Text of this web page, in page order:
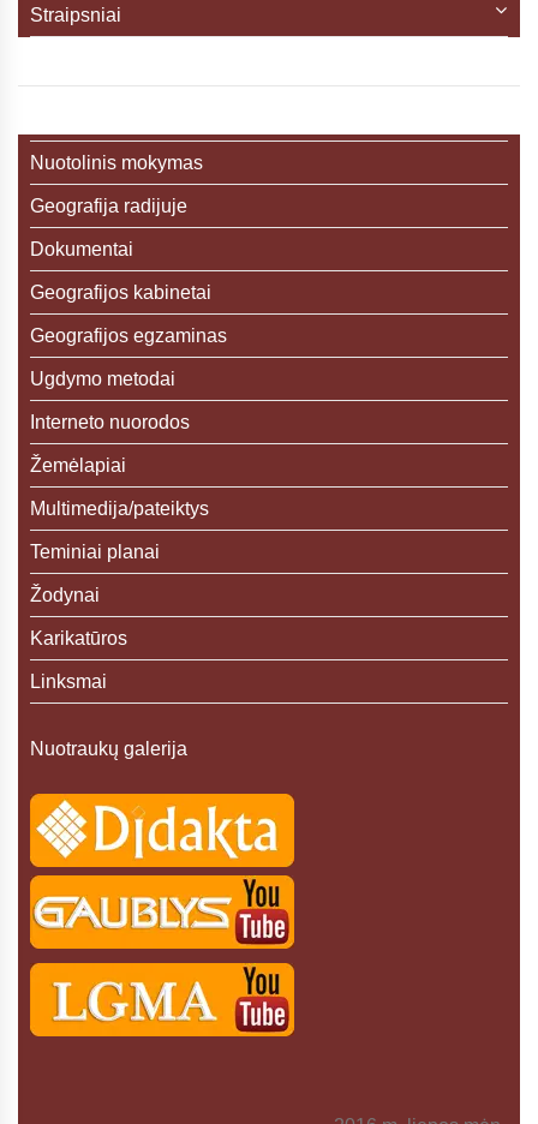
Straipsniai
Nuotolinis mokymas
Geografija radijuje
Dokumentai
Geografijos kabinetai
Geografijos egzaminas
Ugdymo metodai
Interneto nuorodos
Žemėlapiai
Multimedija/pateiktys
Teminiai planai
Žodynai
Karikatūros
Linksmai
Nuotraukų galerija